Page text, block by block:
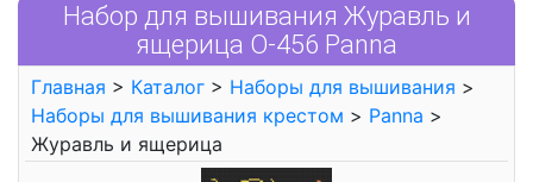
Набор для вышивания Журавль и
ящерица О-456 Panna
Главная > Каталог > Наборы для вышивания >
Наборы для вышивания крестом > Panna >
Журавль и ящерица